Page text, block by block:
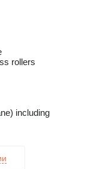
rollers
including